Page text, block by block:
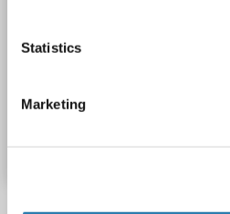
Statistics
Marketing
N° du produit ABIN2786747
Fiche technique